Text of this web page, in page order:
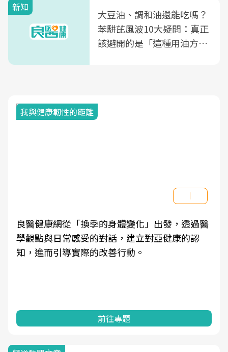
新知
大豆油、調和油還能吃嗎？
苯駢芘風波10大疑問：真正
該避開的是「這種用油方
我與健康韌性的距離
良醫健康網從「換季的身體變化」出發，透過醫
學觀點與日常感受的對話，建立對亞健康的認
知，進而引導實際的改善行動。
前往專題